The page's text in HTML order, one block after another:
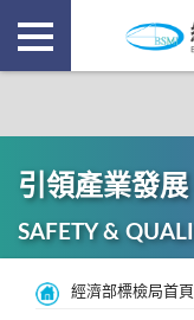
引領產業發
SAFETY &
經濟部標檢局首頁